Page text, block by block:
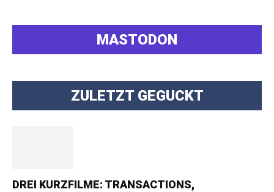
MASTODON
ZULETZT GEGUCKT
DREI KURZFILME: TRANSACTIONS,